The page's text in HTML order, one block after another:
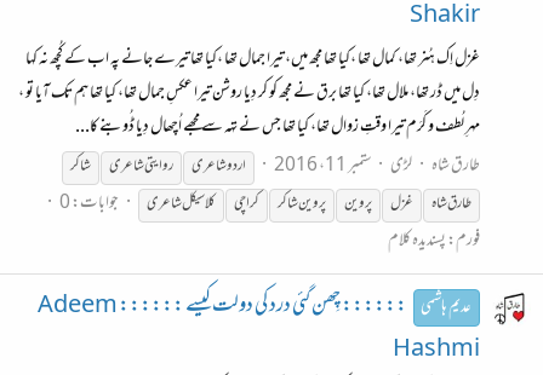
Shakir
غزل اِک ہُنر تھا، کمال تھا ،کیا تھا مجھ میں، تیرا جمال تھا ،کیا تھا تیرے جانے پہ اب کے کُچھ نہ کہا
دِل میں ڈر تھا، ملال تھا، کیا تھا برق نے مجھ کو کر دِیا روشن تیرا عکسِ جمال تھا، کیا تھا ہم تک آیا تو ،
مہرِ لُطف و کَرَم تیرا وقتِ زوال تھا، کیا تھا جس نے تہہ سے مجھے اُچھال دِیا ڈُوبنے کا...
طارق شاہ
لڑی ستمبر 11، 2016 اردوشاعری روایتیشاعری
شاکر
طارق شاہ
غزل پروین پروین شاکر کراچی کلاسیکلشاعری
جوابات: 0
فورم:پسندیدہ کلام
عدیم ہاشمی
:::::: چِھن گئی درد کی دولت کیسے :::::: Adeem
Hashmi